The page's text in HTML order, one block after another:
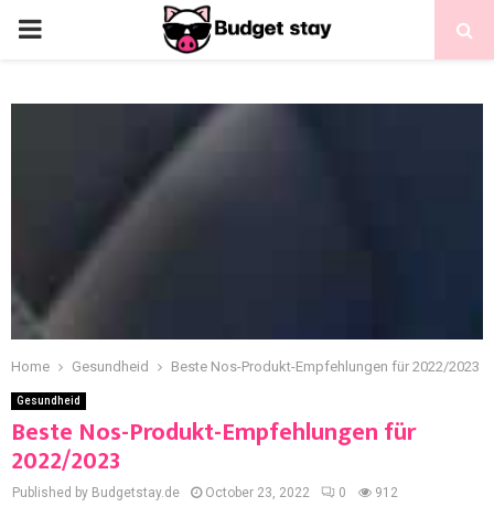
Home Gesundheid Beste Nos-Produkt-Empfehlungen für 2022/2023
Gesundheid
Beste Nos-Produkt-Empfehlungen für
2022/2023
Published by Budgetstay.de October 23, 2022 0 912